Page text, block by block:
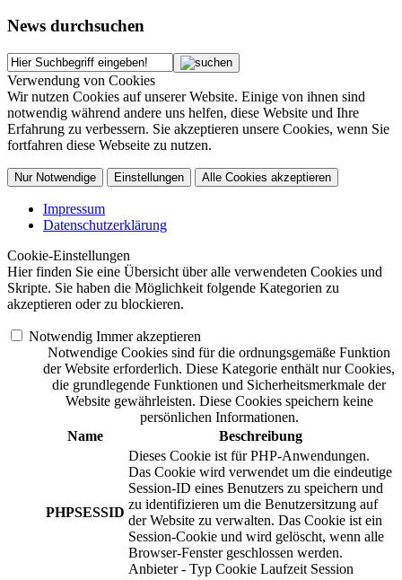
News durchsuchen
Verwendung von Cookies
Wir nutzen Cookies auf unserer Website. Einige von ihnen sind
notwendig während andere uns helfen, diese Website und Ihre
Erfahrung zu verbessern. Sie akzeptieren unsere Cookies, wenn Sie
fortfahren diese Webseite zu nutzen.
Nur Notwendige Einstellungen Alle Cookies akzeptieren
Impressum
Datenschutzerklärung
Cookie-Einstellungen
Hier finden Sie eine Übersicht über alle verwendeten Cookies und
Skripte. Sie haben die Möglichkeit folgende Kategorien zu
akzeptieren oder zu blockieren.
Notwendig Immer akzeptieren
Notwendige Cookies sind für die ordnungsgemäße Funktion
der Website erforderlich. Diese Kategorie enthält nur Cookies,
die grundlegende Funktionen und Sicherheitsmerkmale der
Website gewährleisten. Diese Cookies speichern keine
persönlichen Informationen.
Name
Beschreibung
PHPSESSID
Dieses Cookie ist für PHP-Anwendungen.
Das Cookie wird verwendet um die eindeutige
Session-ID eines Benutzers zu speichern und
zu identifizieren um die Benutzersitzung auf
der Website zu verwalten. Das Cookie ist ein
Session-Cookie und wird gelöscht, wenn alle
Browser-Fenster geschlossen werden.
Anbieter - Typ Cookie Laufzeit Session